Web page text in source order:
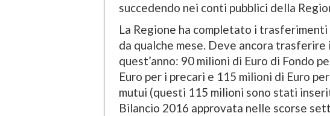
succedendo nei conti pubblici della
La Regione ha completato i
da qualche mese. Deve ancora
quest’anno: 90 milioni di Euro di Fondo
Euro per i precari e 115 milioni di Euro
mutui (questi 115 milioni sono stati
Bilancio 2016 approvata nelle scorse